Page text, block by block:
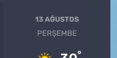
13 AĞUSTOS
PERŞEMBE
°